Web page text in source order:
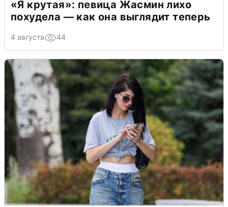
«Я крутая»: певица Жасмин лихо
похудела — как она выглядит теперь
4 августа 44